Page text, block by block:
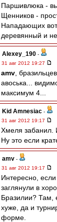
Паршивлюка -
Щенников -
Нападающих вот
деревянный и
Alexey_190 -
31 авг 2012 19:27
amv ,
авоська...
максимум 4...
Kid Amnesiac -
31 авг 2012 19:17
Хмеля забанил.
Ну это если
amv -
31 авг 2012 19:17
Интересно,
заглянули в
Бразилии? Там,
хуже, да и
форме.